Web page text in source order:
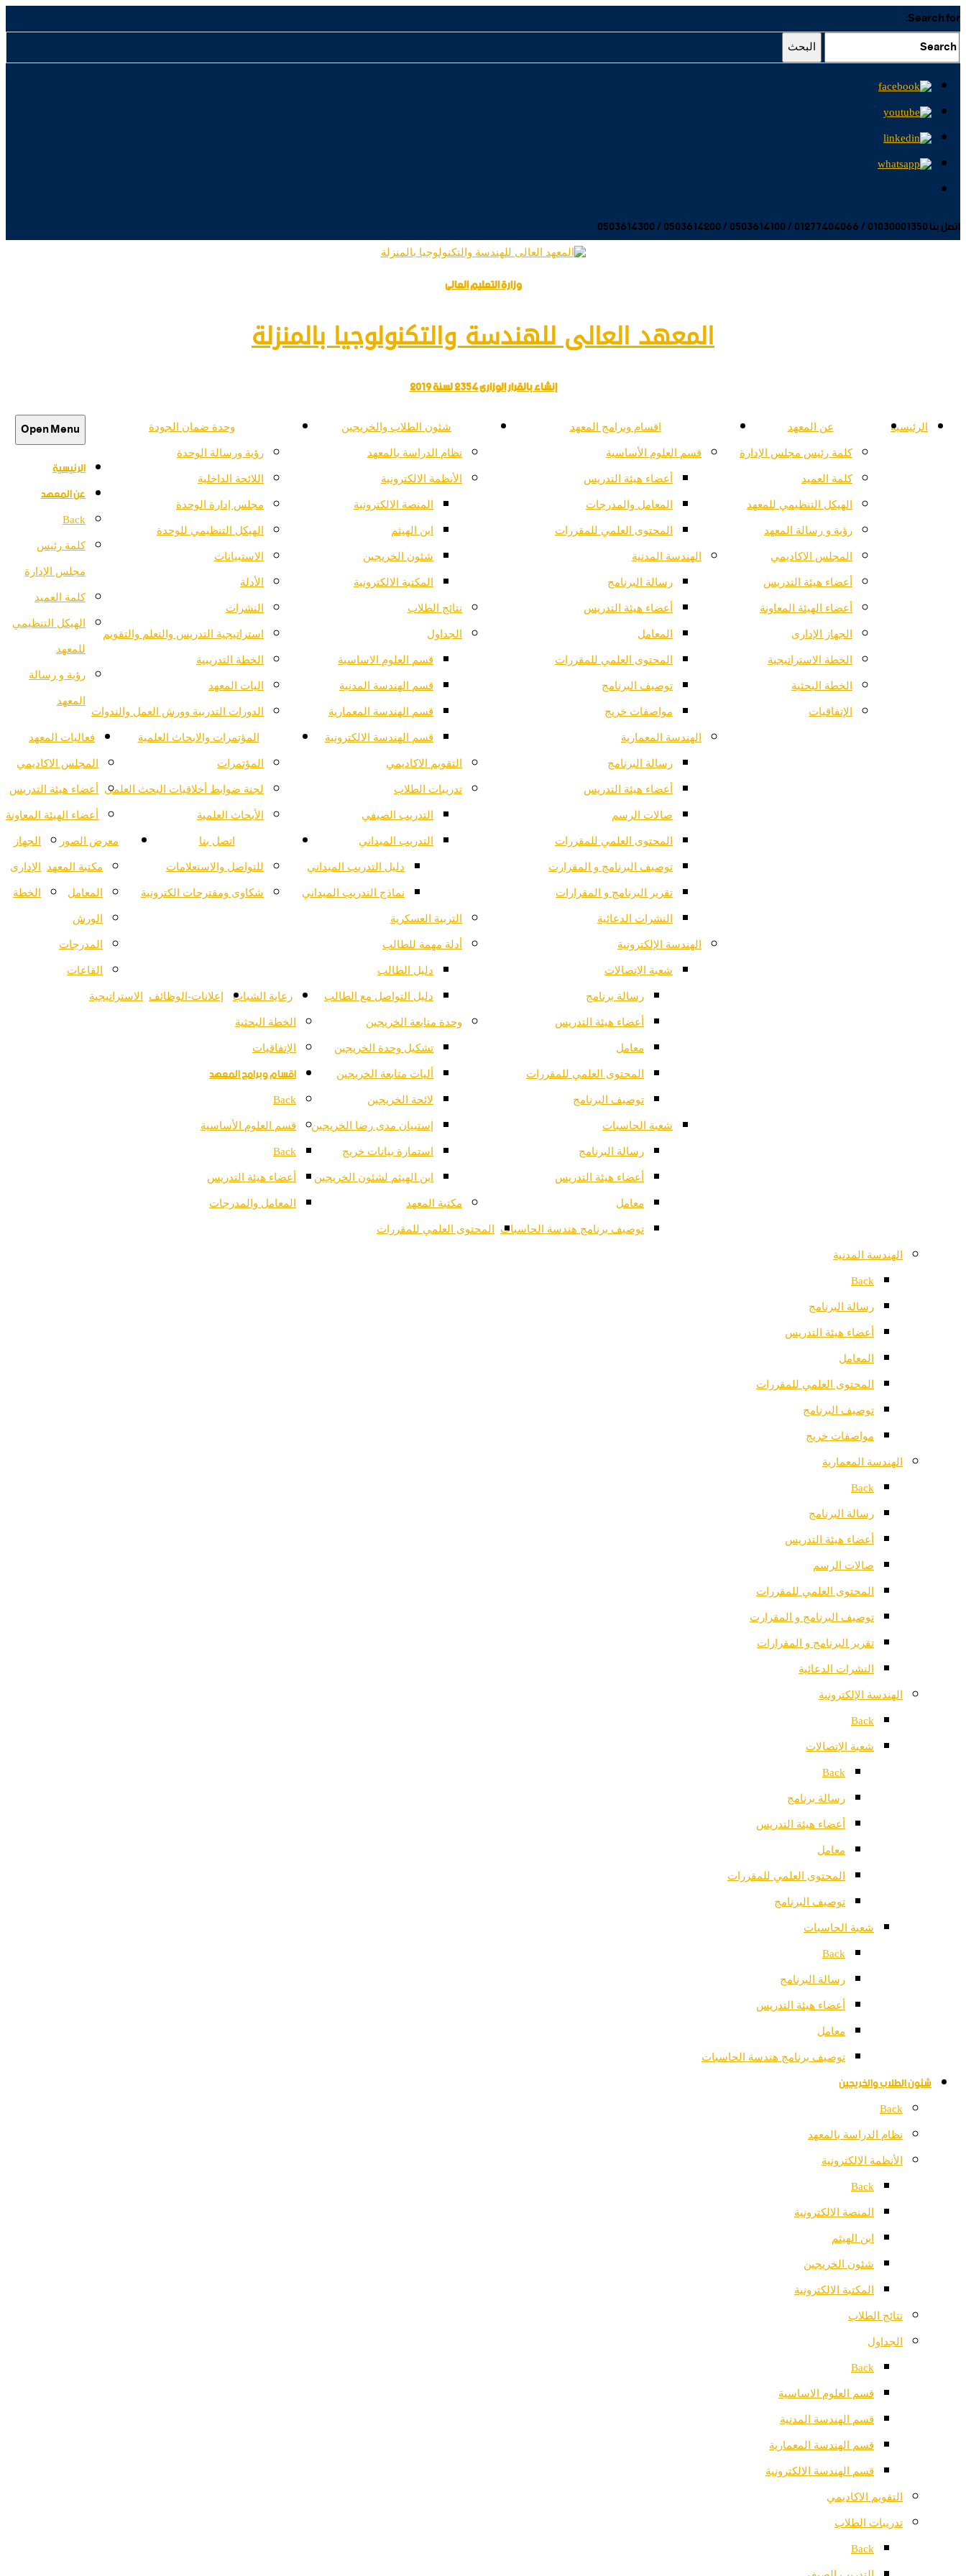
Search for:
البحث
اتصل بنا 01030001350 / 01277404066 / 0503614100 / 0503614200 / 0503614300
وزارة التعليم العالى
المعهد العالى للهندسة والتكنولوجيا بالمنزلة
إنشاء بالقرار الوزارى 2354 لسنة 2019
الرئيسية عن المعهد
كلمة رئيس مجلس الإدارة
كلمة العميد
الهيكل التنظيمي للمعهد
رؤية و رسالة المعهد
المجلس الاكاديمي
أعضاء هيئة التدريس
أعضاء الهيئة المعاونة
الجهاز الإدارى
الخطة الاستراتيجية
الخطة البحثية
الإتفاقيات
اقسام وبرامج المعهد
قسم العلوم الأساسية
أعضاء هيئة التدريس
المعامل والمدرجات
المحتوى العلمي للمقررات
الهندسة المدنية
رسالة البرنامج
أعضاء هيئة التدريس
المعامل
المحتوى العلمي للمقررات
توصيف البرنامج
مواصفات خريج
الهندسة المعمارية
رسالة البرنامج
أعضاء هيئة التدريس
صالات الرسم
المحتوى العلمي للمقررات
توصيف البرنامج و المقرارت
تقرير البرنامج و المقرارات
النشرات الدعائية
الهندسة الإلكترونية
شعبة الإتصالات
رسالة برنامج
أعضاء هيئة التدريس
معامل
المحتوى العلمي للمقررات
توصيف البرنامج
شعبة الحاسبات
رسالة البرنامج
أعضاء هيئة التدريس
معامل
توصيف برنامج هندسة الحاسبات
شئون الطلاب والخريجين
نظام الدراسة بالمعهد
الأنظمة الالكترونية
المنصة الالكترونية
ابن الهيثم
شئون الخريجين
المكتبة الالكترونية
نتائج الطلاب
الجداول
قسم العلوم الاساسية
قسم الهندسة المدنية
قسم الهندسة المعمارية
قسم الهندسة الالكترونية
التقويم الاكاديمي
تدريبات الطلاب
التدريب الصيفي
التدريب الميداني
دليل التدريب الميداني
نماذج التدريب الميداني
التربية العسكرية
أدلة مهمة للطالب
دليل الطالب
دليل التواصل مع الطالب
وحدة متابعة الخريجين
تشكيل وحدة الخريجين
أليات متابعة الخريجين
لائحة الخريجين
إستبيان مدى رضا الخريجين
استمارة بيانات خريج
ابن الهيثم لشئون الخريجين
مكتبة المعهد
وحدة ضمان الجودة
رؤية ورسالة الوحدة
اللائحة الداخلية
مجلس إدارة الوحدة
الهيكل التنظيمي للوحدة
الاستبيانات
الأدلة
النشرات
استراتيجية التدريس والتعلم والتقويم
الخطة التدريبية
اليات المعهد
الدورات التدربية وورش العمل والندوات
المؤتمرات والابحاث العلمية
المؤتمرات
لجنة ضوابط أخلاقيات البحث العلمى
الأبحاث العلمية
فعاليات المعهد
اتصل بنا
للتواصل والاستعلامات
شكاوى ومقترحات الكترونية
معرض الصور
مكتبة المعهد
المعامل
الورش
المدرجات
القاعات
رعاية الشباب إعلانات-الوظائف
Open Menu
الرئيسية
عن المعهد
Back
كلمة رئيس
مجلس الإدارة
كلمة العميد
الهيكل التنظيمي
للمعهد
رؤية و رسالة
المعهد
المجلس الاكاديمي
أعضاء هيئة التدريس
أعضاء الهيئة المعاونة
الجهاز
الإدارى
الخطة
الاستراتيجية
الخطة البحثية
الإتفاقيات
اقسام وبرامج المعهد
Back
قسم العلوم الأساسية
Back
أعضاء هيئة التدريس
المعامل والمدرجات
المحتوى العلمي للمقررات
الهندسة المدنية
Back
رسالة البرنامج
أعضاء هيئة التدريس
المعامل
المحتوى العلمي للمقررات
توصيف البرنامج
مواصفات خريج
الهندسة المعمارية
Back
رسالة البرنامج
أعضاء هيئة التدريس
صالات الرسم
المحتوى العلمي للمقررات
توصيف البرنامج و المقرارت
تقرير البرنامج و المقرارات
النشرات الدعائية
الهندسة الإلكترونية
Back
شعبة الإتصالات
Back
رسالة برنامج
أعضاء هيئة التدريس
معامل
المحتوى العلمي للمقررات
توصيف البرنامج
شعبة الحاسبات
Back
رسالة البرنامج
أعضاء هيئة التدريس
معامل
توصيف برنامج هندسة الحاسبات
شئون الطلاب والخريجين
Back
نظام الدراسة بالمعهد
الأنظمة الالكترونية
Back
المنصة الالكترونية
ابن الهيثم
شئون الخريجين
المكتبة الالكترونية
نتائج الطلاب
الجداول
Back
قسم العلوم الاساسية
قسم الهندسة المدنية
قسم الهندسة المعمارية
قسم الهندسة الالكترونية
التقويم الاكاديمي
تدريبات الطلاب
Back